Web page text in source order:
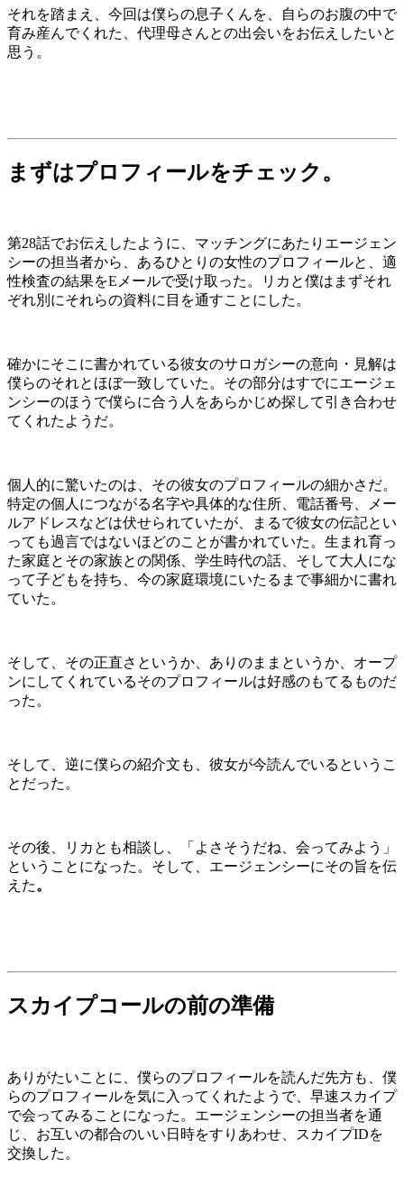
それを踏まえ、今回は僕らの息子くんを、自らのお腹の中で
育み産んでくれた、代理母さんとの出会いをお伝えしたいと
思う。
まずはプロフィールをチェック。
第28話でお伝えしたように、マッチングにあたりエージェン
シーの担当者から、あるひとりの女性のプロフィールと、適
性検査の結果をEメールで受け取った。リカと僕はまずそれ
ぞれ別にそれらの資料に目を通すことにした。
確かにそこに書かれている彼女のサロガシーの意向・見解は
僕らのそれとほぼ一致していた。その部分はすでにエージェ
ンシーのほうで僕らに合う人をあらかじめ探して引き合わせ
てくれたようだ。
個人的に驚いたのは、その彼女のプロフィールの細かさだ。
特定の個人につながる名字や具体的な住所、電話番号、メー
ルアドレスなどは伏せられていたが、まるで彼女の伝記とい
っても過言ではないほどのことが書かれていた。生まれ育っ
た家庭とその家族との関係、学生時代の話、そして大人にな
って子どもを持ち、今の家庭環境にいたるまで事細かに書れ
ていた。
そして、その正直さというか、ありのままというか、オープ
ンにしてくれているそのプロフィールは好感のもてるものだ
った。
そして、逆に僕らの紹介文も、彼女が今読んでいるというこ
とだった。
その後、リカとも相談し、「よさそうだね、会ってみよう」
ということになった。そして、エージェンシーにその旨を伝
えた。
スカイプコールの前の準備
ありがたいことに、僕らのプロフィールを読んだ先方も、僕
らのプロフィールを気に入ってくれたようで、早速スカイプ
で会ってみることになった。エージェンシーの担当者を通
じ、お互いの都合のいい日時をすりあわせ、スカイプIDを
交換した。